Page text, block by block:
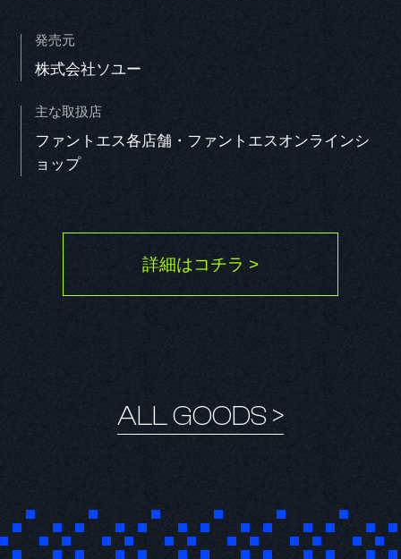
Q2. 演じるキャラクターの印象と役に対する意気込み
発売元
株式会社ソユー
主な取扱店
ファントエス各店舗・ファントエスオンラインシ
ョップ
詳細はコチラ >
ALL GOODS >